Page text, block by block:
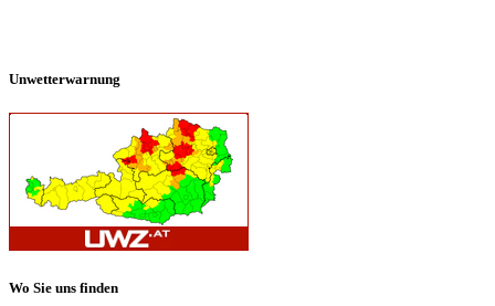
Unwetterwarnung
Wo Sie uns finden